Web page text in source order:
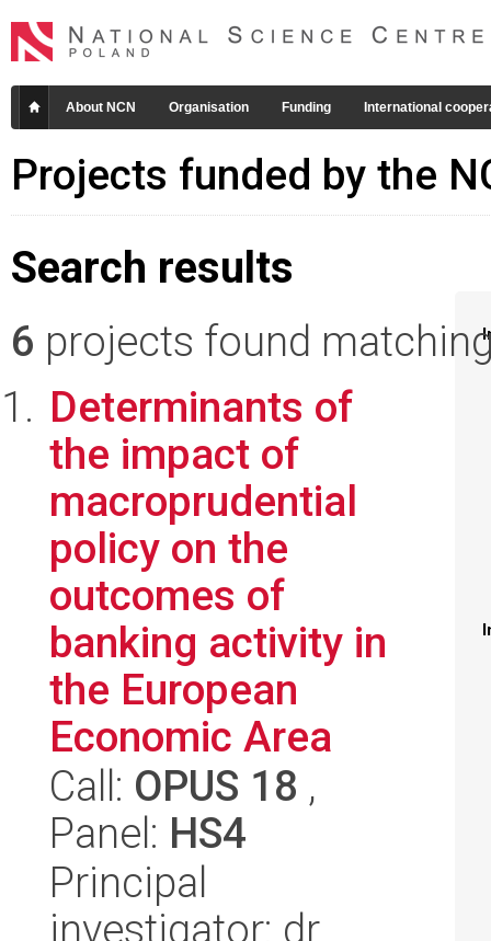
About NCN Organisation Funding International
Projects funded by the
Search results
6 projects found
Determinants of
the impact of
macroprudential
policy on the
outcomes of
banking activity in
the European
Economic Area
Call: OPUS 18 ,
Panel: HS4
Principal
investigator: dr